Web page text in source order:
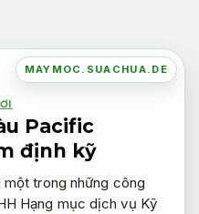
MAYMOC.SUACHUA.DE
Pacific
định kỹ
một trong những công
Hạng mục dịch vụ Kỹ